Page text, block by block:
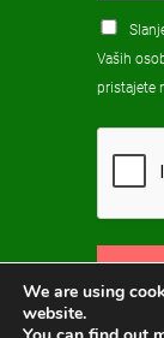
Vaših
pristajete
We are using
website.